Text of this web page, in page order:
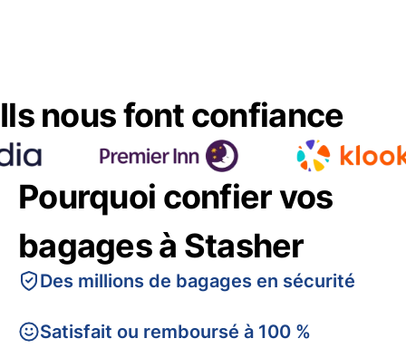
Ils nous font confiance
Pourquoi confier vos
bagages à Stasher
Des millions de bagages en sécurité
Satisfait ou remboursé à 100 %